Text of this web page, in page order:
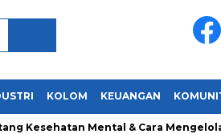
KOLOM KEUANGAN
Mental & Cara Mengelolanya